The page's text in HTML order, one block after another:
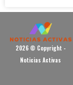
2026 © Copyright -
Noticias Activas